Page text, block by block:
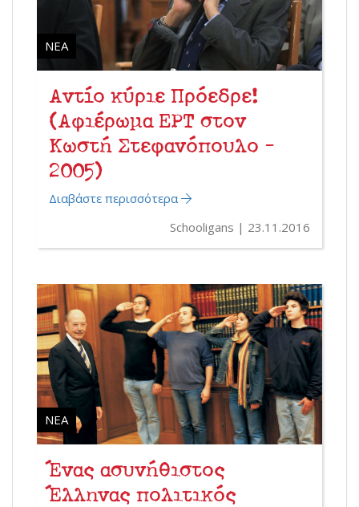
ΝΈΑ
Αντίο κύριε Πρόεδρε!
(Αφιέρωμα ΕΡΤ στον
Κωστή Στεφανόπουλο -
2005)
Διαβάστε περισσότερα
Schooligans
23.11.2016
ΝΈΑ
Ένας ασυνήθιστος
Έλληνας πολιτικός